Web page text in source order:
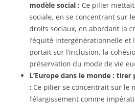
modèle social : Ce pilier
sociale, en se concentrant sur
droits sociaux, en abordant la
l’équité intergénérationnelle et
portait sur l’inclusion, la
préservation du mode de vie
L’Europe dans le monde :
: Ce pilier se concentrait sur le
l’élargissement comme